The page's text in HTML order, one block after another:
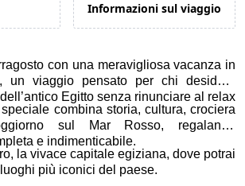
Informazioni sul viaggio
con una meravigliosa vacanza in
un viaggio pensato per chi desidera
Egitto senza rinunciare al relax
combina storia, cultura, crociera
sul Mar Rosso, regalando
e indimenticabile.
la vivace capitale egiziana, dove potrai
più iconici del paese.